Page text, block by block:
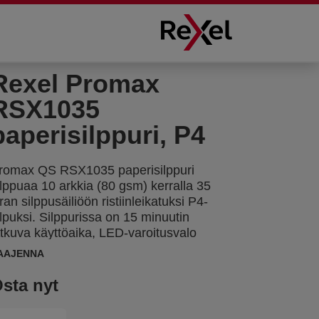
Promax
P4
QS RSX1035 paperisilppuri
10 arkkia (80 gsm) kerralla 35
silppusäiliöön ristiinleikatuksi P4-
Silppurissa on 15 minuutin
käyttöaika, LED-varoitusvalo
varalle ja se on hiljainen
myös niitit, paperiliittimet ja
Nämä ominaisuudet takaavat
nyt